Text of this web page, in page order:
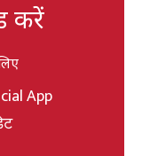
करें
App